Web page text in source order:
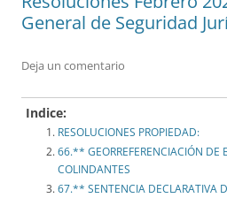
General de Seguridad
Deja un comentario
Indice:
RESOLUCIONES PROPIEDAD:
66.** GEORREFERENCIACIÓN DE
COLINDANTES
67.** SENTENCIA DECLARATIVA